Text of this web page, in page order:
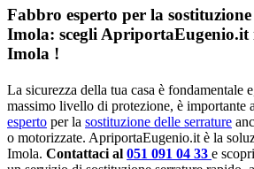
Fabbro esperto per la
Imola: scegli
Imola !
La sicurezza della tua casa è fondamentale
massimo livello di protezione, è importante
esperto per la sostituzione delle serrature
o motorizzate. ApriportaEugenio.it è la
Imola. Contattaci al 051 091 04 33 e